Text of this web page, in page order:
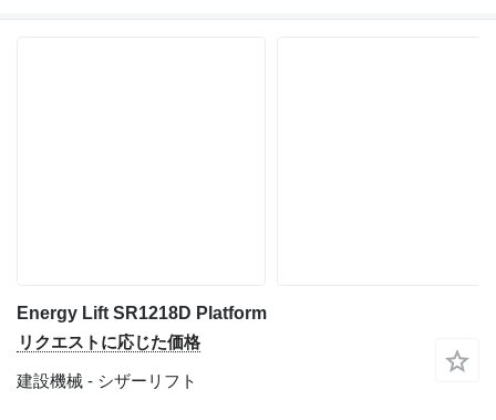
Energy Lift SR1218D Platform
リクエストに応じた価格
建設機械 - シザーリフト